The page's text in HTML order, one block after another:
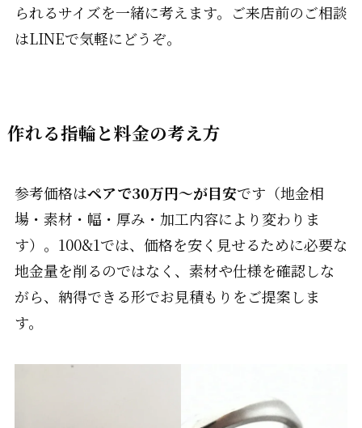
られるサイズを一緒に考えます。ご来店前のご相談
はLINEで気軽にどうぞ。
作れる指輪と料金の考え方
参考価格はペアで30万円〜が目安です（地金相
場・素材・幅・厚み・加工内容により変わりま
す）。100&1では、価格を安く見せるために必要な
地金量を削るのではなく、素材や仕様を確認しな
がら、納得できる形でお見積もりをご提案しま
す。